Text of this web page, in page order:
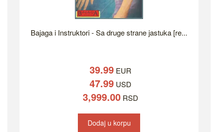
Bajaga i Instruktori - Sa druge strane jastuka [re...
39.99EUR
47.99USD
3,999.00RSD
Dodaj u korpu